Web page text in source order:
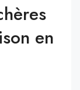
en